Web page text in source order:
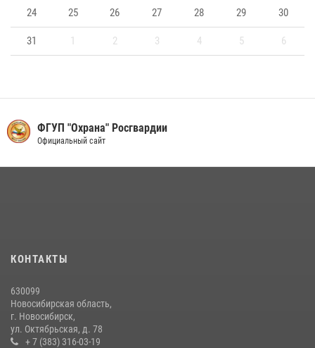
24 25 26 27 28 29 30
31 1 2 3 4 5 6
Правительство
Новосибирской области
КОНТАКТЫ
630099
Новосибирская область,
г. Новосибирск,
ул. Октябрьская, д. 78
+ 7 (383) 316-03-19